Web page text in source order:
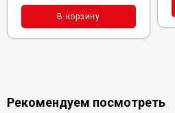
В корзину
Рекомендуем посмотреть